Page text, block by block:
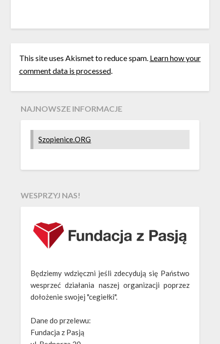
This site uses Akismet to reduce spam. Learn how your
comment data is processed.
NAJNOWSZE INFORMACJE
Szopienice.ORG
WESPRZYJ NAS!
Będziemy wdzięczni jeśli zdecydują się Państwo
wesprzeć działania naszej organizacji poprzez
dołożenie swojej "cegiełki".
Dane do przelewu:
Fundacja z Pasją